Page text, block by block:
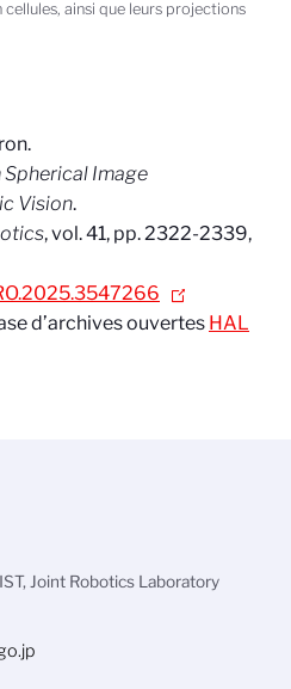
ainsi que leurs projections
Spherical Image
Vision.
, vol. 41, pp. 2322-2339,
d’archives ouvertes HAL
Joint Robotics Laboratory